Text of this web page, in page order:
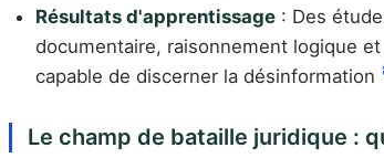
Résultats d'apprentissage : Des
documentaire, raisonnement logique
capable de discerner la désinformation
Le champ de bataille juridique :